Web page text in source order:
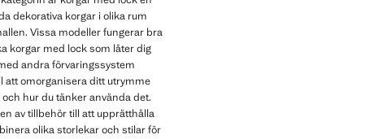
dekorativa korgar i olika rum
Vissa modeller fungerar bra
korgar med lock som låter dig
andra förvaringssystem
att omorganisera ditt utrymme
hur du tänker använda det.
av tillbehör till att upprätthålla
olika storlekar och stilar för